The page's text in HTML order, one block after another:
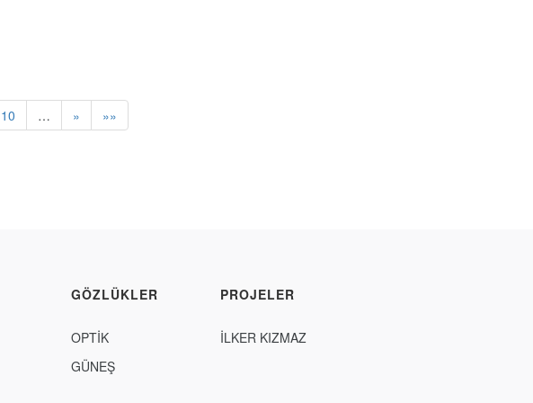
10 … » »»
GÖZLÜKLER
OPTİK
GÜNEŞ
PROJELER
İLKER KIZMAZ